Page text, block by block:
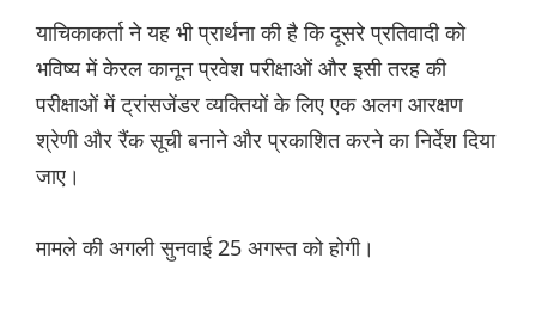
याचिकाकर्ता ने यह भी प्रार्थना की है कि दूसरे प्रतिवादी को
भविष्य में केरल कानून प्रवेश परीक्षाओं और इसी तरह की
परीक्षाओं में ट्रांसजेंडर व्यक्तियों के लिए एक अलग आरक्षण
श्रेणी और रैंक सूची बनाने और प्रकाशित करने का निर्देश दिया
जाए।
मामले की अगली सुनवाई 25 अगस्त को होगी।